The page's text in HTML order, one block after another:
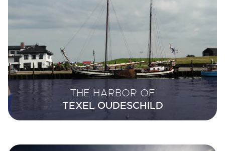
THE HARBOR OF
TEXEL OUDESCHILD